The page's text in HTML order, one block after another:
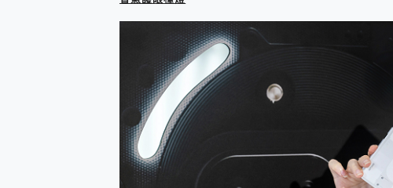
多個願望一次滿足 超強散熱 微星
一吸完美對位 擁有超強吸力與超
Motorola edge 70 pro 及 moto
近八千元的 Soundcore Liberty 5
ASUS Pad 全面應援 Me Time，
榮耀 HONOR 600 Pro x MOLLY